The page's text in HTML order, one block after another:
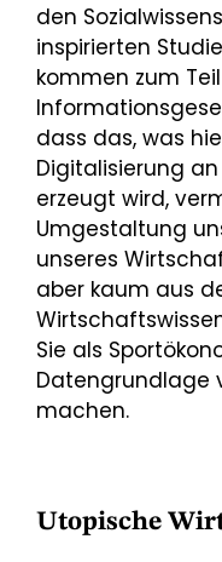
den
inspirierten
kommen zum
dass das, was
Digitalisierung
erzeugt wird,
Umgestaltung
unseres
aber kaum aus
Sie als
Datengrundlage
machen.
Utopische